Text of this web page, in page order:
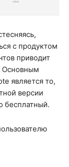
с продуктом
приводит
Основным
является то,
версии
бесплатный.